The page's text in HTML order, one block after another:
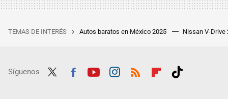
TEMAS DE INTERÉS Autos baratos en México 2025 Nissan V-Drive
Síguenos